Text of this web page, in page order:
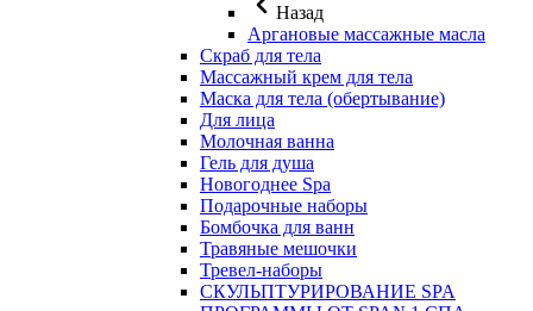
Назад
Аргановые массажные масла
Скраб для тела
Массажный крем для тела
Маска для тела (обертывание)
Для лица
Молочная ванна
Гель для душа
Новогоднее Spa
Подарочные наборы
Бомбочка для ванн
Травяные мешочки
Тревел-наборы
СКУЛЬПТУРИРОВАНИЕ SPA